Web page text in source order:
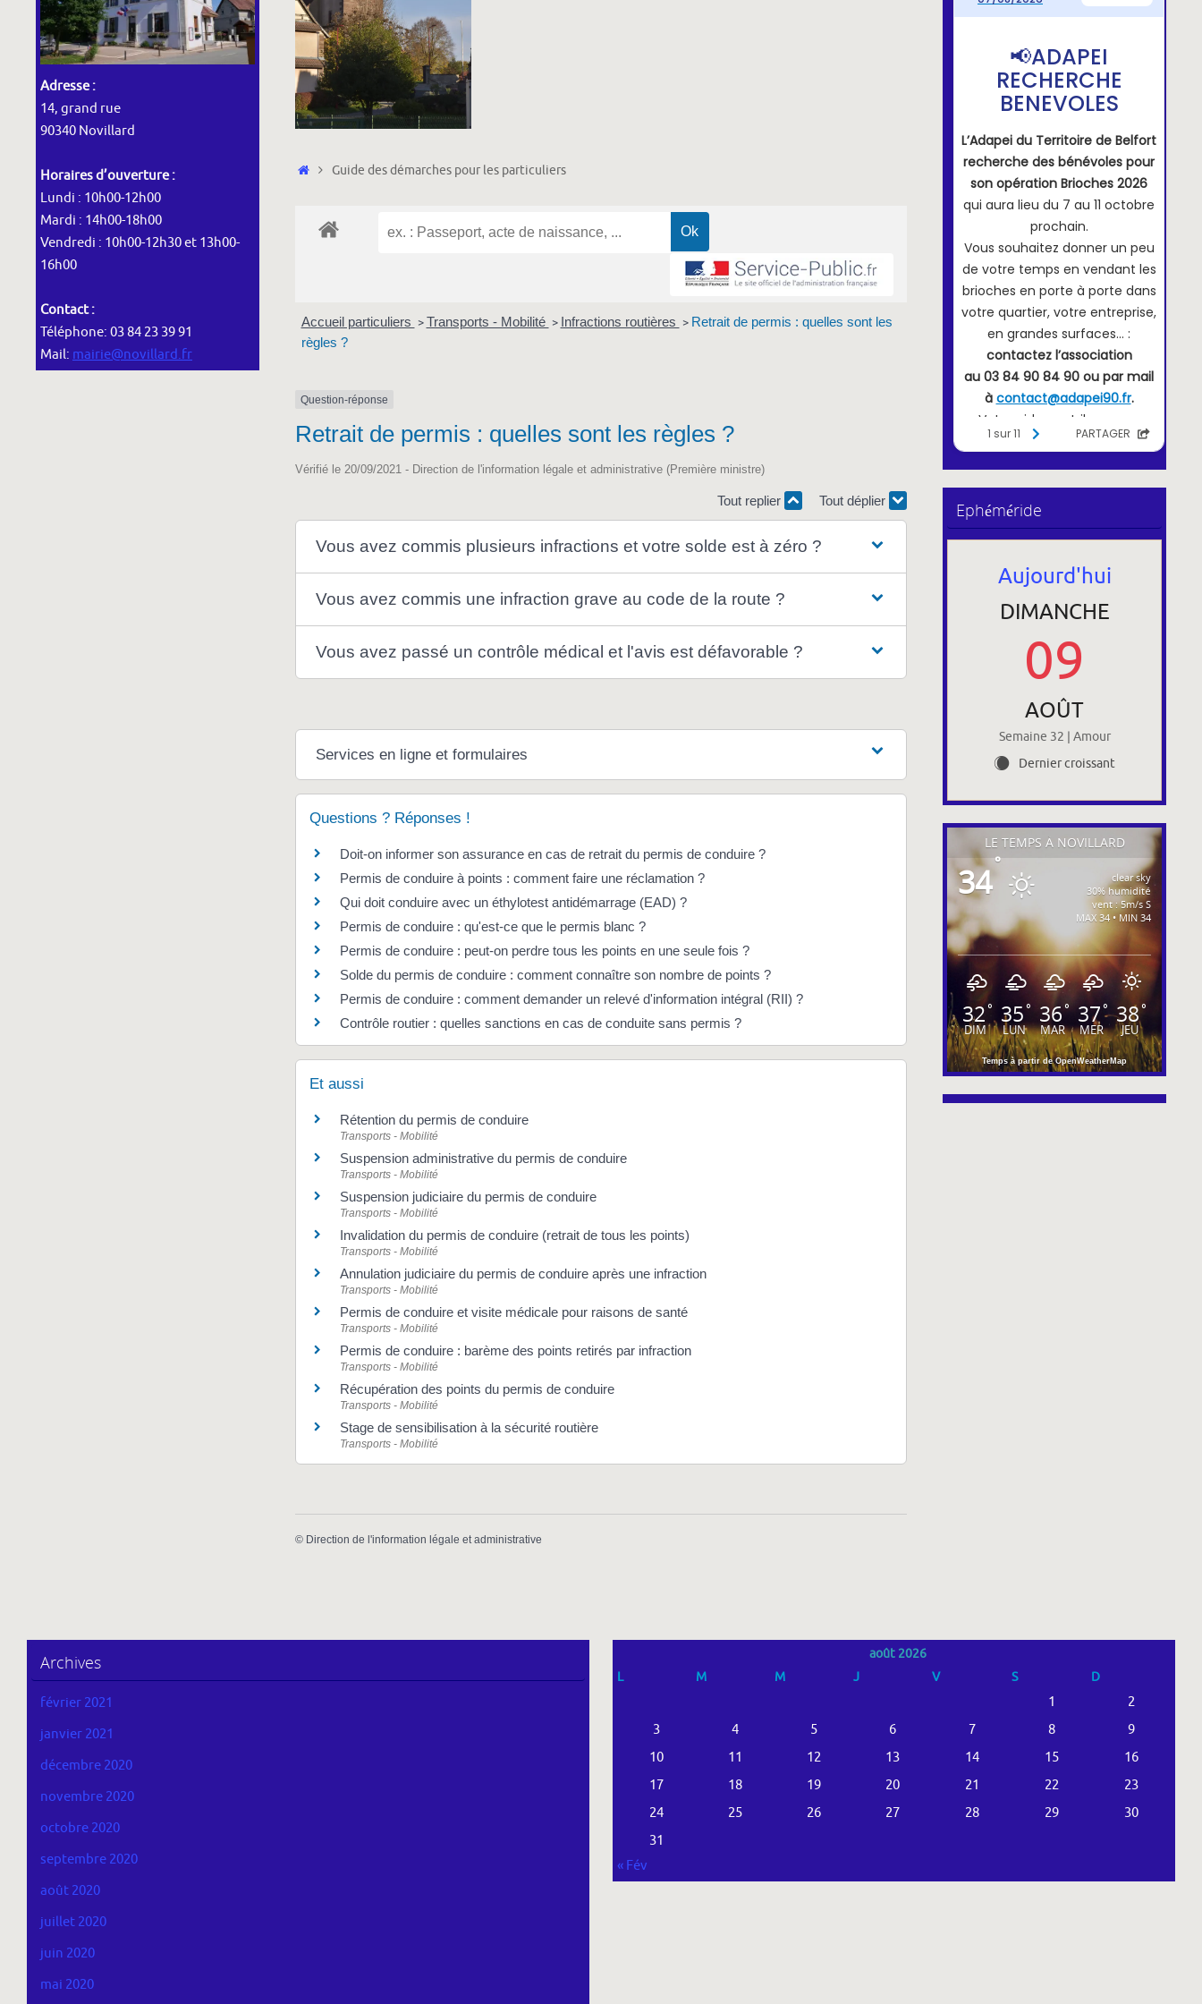
Accueil
Guide des démarches pour les particuliers
Accueil particuliers > Transports - Mobilité > Infractions routières > Retrait de permis : quelles sont les
règles ?
Question-réponse
Retrait de permis : quelles sont les règles ?
Vérifié le 20/09/2021 - Direction de l'information légale et administrative (Première ministre)
Tout replier Tout déplier
Vous avez commis plusieurs infractions et votre solde est à zéro ?
Vous avez commis une infraction grave au code de la route ?
Vous avez passé un contrôle médical et l'avis est défavorable ?
Services en ligne et formulaires
Questions ? Réponses !
Doit-on informer son assurance en cas de retrait du permis de conduire ?
Permis de conduire à points : comment faire une réclamation ?
Qui doit conduire avec un éthylotest antidémarrage (EAD) ?
Permis de conduire : qu'est-ce que le permis blanc ?
Permis de conduire : peut-on perdre tous les points en une seule fois ?
Solde du permis de conduire : comment connaître son nombre de points ?
Permis de conduire : comment demander un relevé d'information intégral (RII) ?
Contrôle routier : quelles sanctions en cas de conduite sans permis ?
Et aussi
Rétention du permis de conduire
Transports - Mobilité
Suspension administrative du permis de conduire
Transports - Mobilité
Suspension judiciaire du permis de conduire
Transports - Mobilité
Invalidation du permis de conduire (retrait de tous les points)
Transports - Mobilité
Annulation judiciaire du permis de conduire après une infraction
Transports - Mobilité
Permis de conduire et visite médicale pour raisons de santé
Transports - Mobilité
Permis de conduire : barème des points retirés par infraction
Transports - Mobilité
Récupération des points du permis de conduire
Transports - Mobilité
Stage de sensibilisation à la sécurité routière
Transports - Mobilité
© Direction de l'information légale et administrative
Adresse :
14, grand rue
90340 Novillard
Horaires d’ouverture :
Lundi : 10h00-12h00
Mardi : 14h00-18h00
Vendredi : 10h00-12h30 et 13h00-
16h00
Contact :
Téléphone: 03 84 23 39 91
Mail: mairie@novillard.fr
Ephéméride
Aujourd'hui
DIMANCHE
09
AOÛT
Semaine 32 | Amour
X Dernier croissant
LE TEMPS À NOVILLARD
34°
clear sky
30% humidité
vent : 5m/s S
MAX 34 • MIN 34
32°
DIM
35°
LUN
36°
MAR
37°
MER
38°
JEU
Temps à partir de OpenWeatherMap
Archives
février 2021
janvier 2021
décembre 2020
novembre 2020
octobre 2020
septembre 2020
août 2020
juillet 2020
juin 2020
mai 2020
août 2026
L
M M J V S D
1
2
3
4 5 6 7 8
9
10
11 12 13 14 15
16
17
18 19 20 21 22
23
24
25 26 27 28 29
30
31
« Fév